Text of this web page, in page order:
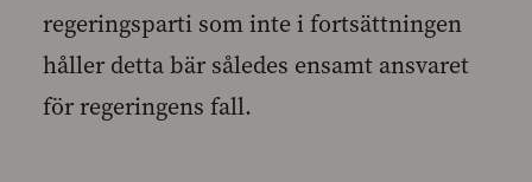
regeringsparti som inte i fortsättningen
håller detta bär således ensamt ansvaret
för regeringens fall.